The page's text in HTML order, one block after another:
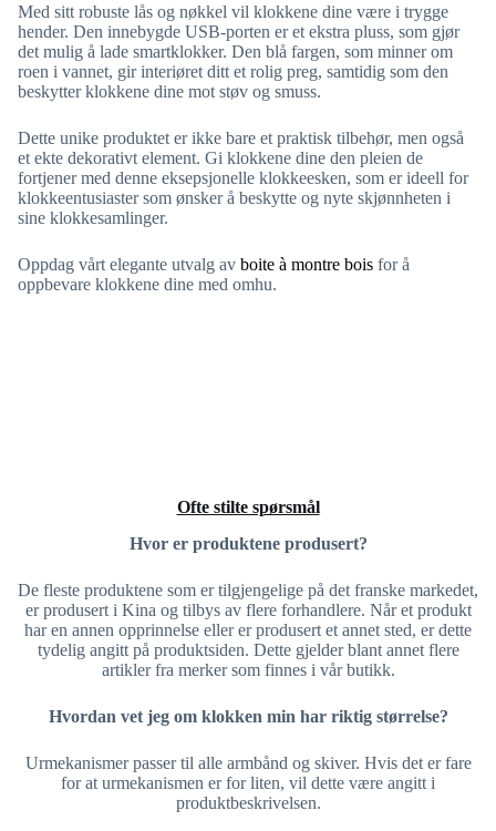
Med sitt robuste lås og nøkkel vil klokkene dine være i trygge
hender. Den innebygde USB-porten er et ekstra pluss, som gjør
det mulig å lade smartklokker. Den blå fargen, som minner om
roen i vannet, gir interiøret ditt et rolig preg, samtidig som den
beskytter klokkene dine mot støv og smuss.
Dette unike produktet er ikke bare et praktisk tilbehør, men også
et ekte dekorativt element. Gi klokkene dine den pleien de
fortjener med denne eksepsjonelle klokkeesken, som er ideell for
klokkeentusiaster som ønsker å beskytte og nyte skjønnheten i
sine klokkesamlinger.
Oppdag vårt elegante utvalg av boite à montre bois for å
oppbevare klokkene dine med omhu.
Ofte stilte spørsmål
Hvor er produktene produsert?
De fleste produktene som er tilgjengelige på det franske markedet,
er produsert i Kina og tilbys av flere forhandlere. Når et produkt
har en annen opprinnelse eller er produsert et annet sted, er dette
tydelig angitt på produktsiden. Dette gjelder blant annet flere
artikler fra merker som finnes i vår butikk.
Hvordan vet jeg om klokken min har riktig størrelse?
Urmekanismer passer til alle armbånd og skiver. Hvis det er fare
for at urmekanismen er for liten, vil dette være angitt i
produktbeskrivelsen.